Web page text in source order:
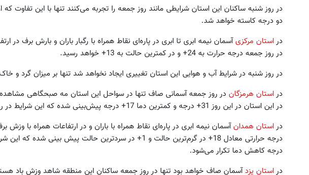
در روز شنبه ساکنان این استان شرایطی مانند روز جمعه را تجربه می‌کنند تنها با این تفاوت که
دو درجه کاسته خواهد شد.
دراستان مرکزیآسمان نیمه ابری تا ابری در پاره‌ای نقاط همراه با رگبار باران و بارش برف در
در روز جمعه درجه حرارت به 24+ و در کمترین حالت به 13+ خواهد رسید.
در روز شنبه در شرایط آب و هوایی این استان تغییری ایجاد نخواهد شد تنها بر میزان گرد و
دراستان هرمزگان در روز جمعه آسمانی صاف تنها در سواحل این استان مه صبحگاهی
در این استان در این روز 31+ درجه و کمترین دما 17+ درجه پیش‌بینی شده که این شرایط در روز جمعه تکرار می‌شود.
دراستان همدانآسمان نیمه ابری در پاره‌ای نقاط همراه با باران و در ارتفاعات همراه با وزش
درجه حرارتی معادل 18+ در گرم‌ترین حالت و 1+ در سردترین حالت پیش
درجه کاهش دما تکرار می‌شود.
دراستان یزدآسمان صاف خواهد بود تنها در روز جمعه ساکنان این منطقه شاهد وزش باد